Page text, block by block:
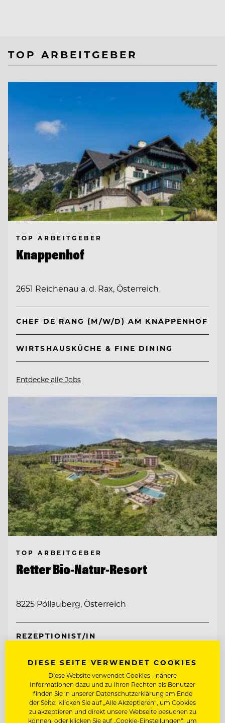
TOP ARBEITGEBER
TOP ARBEITGEBER
Knappenhof
2651 Reichenau a. d. Rax, Österreich
CHEF DE RANG (M/W/D) AM KNAPPENHOF
WIRTSHAUSKÜCHE & FINE DINING
Entdecke alle Jobs
TOP ARBEITGEBER
Retter Bio-Natur-Resort
8225 Pöllauberg, Österreich
REZEPTIONIST/IN
ETAGENFACHKRAFT (M/W/D)
Entdecke alle Jobs
DIESE SEITE VERWENDET COOKIES
Diese Website verwendet Cookies - nähere
Informationen dazu und zu Ihren Rechten als Benutzer
finden Sie in unserer Datenschutzerklärung am Ende
der Seite. Klicken Sie auf „Alle Akzeptieren“, um Cookies
zu akzeptieren und direkt unsere Webseite besuchen zu
können, oder klicken Sie auf „Cookie-Einstellungen“, um